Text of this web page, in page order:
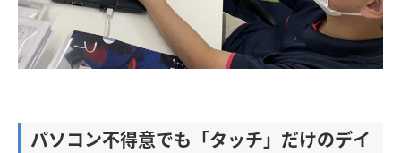
パソコン不得意でも「タッチ」だけのデイ